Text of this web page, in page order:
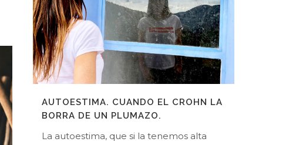
AUTOESTIMA. CUANDO EL CROHN LA
BORRA DE UN PLUMAZO.
La autoestima, que si la tenemos alta